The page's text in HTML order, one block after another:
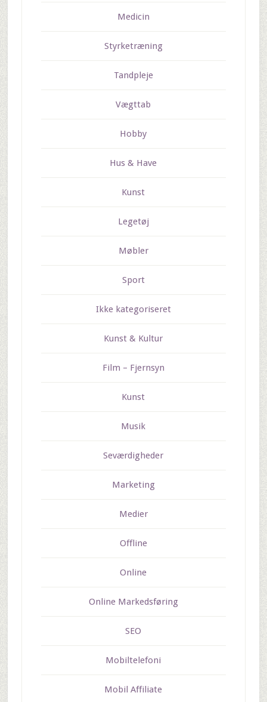
Medicin
Styrketræning
Tandpleje
Vægttab
Hobby
Hus & Have
Kunst
Legetøj
Møbler
Sport
Ikke kategoriseret
Kunst & Kultur
Film – Fjernsyn
Kunst
Musik
Seværdigheder
Marketing
Medier
Offline
Online
Online Markedsføring
SEO
Mobiltelefoni
Mobil Affiliate